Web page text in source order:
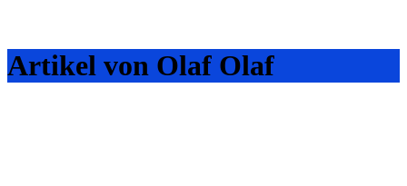
Artikel von Olaf Olaf